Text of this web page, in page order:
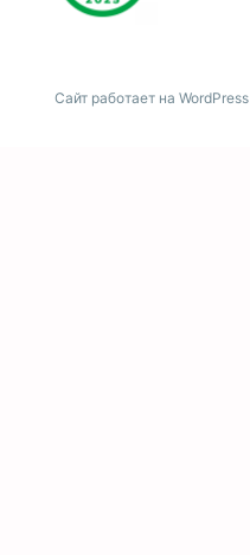
Сайт работает на WordPress